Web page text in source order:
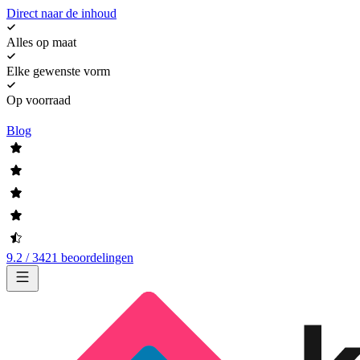
Direct naar de inhoud
Alles op maat
Elke gewenste vorm
Op voorraad
Blog
9.2 / 3421 beoordelingen